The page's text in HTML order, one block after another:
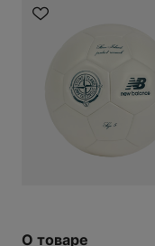
О товаре